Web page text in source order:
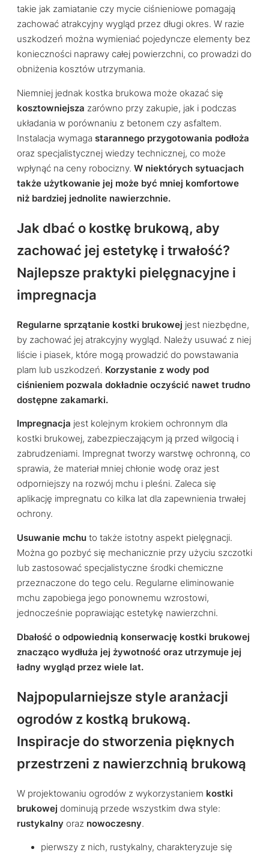
takie jak zamiatanie czy mycie ciśnieniowe pomagają
zachować atrakcyjny wygląd przez długi okres. W razie
uszkodzeń można wymieniać pojedyncze elementy bez
konieczności naprawy całej powierzchni, co prowadzi do
obniżenia kosztów utrzymania.
Niemniej jednak kostka brukowa może okazać się
kosztowniejsza zarówno przy zakupie, jak i podczas
układania w porównaniu z betonem czy asfaltem.
Instalacja wymaga starannego przygotowania podłoża
oraz specjalistycznej wiedzy technicznej, co może
wpłynąć na ceny robocizny. W niektórych sytuacjach
także użytkowanie jej może być mniej komfortowe
niż bardziej jednolite nawierzchnie.
Jak dbać o kostkę brukową, aby
zachować jej estetykę i trwałość?
Najlepsze praktyki pielęgnacyjne i
impregnacja
Regularne sprzątanie kostki brukowej jest niezbędne,
by zachować jej atrakcyjny wygląd. Należy usuwać z niej
liście i piasek, które mogą prowadzić do powstawania
plam lub uszkodzeń. Korzystanie z wody pod
ciśnieniem pozwala dokładnie oczyścić nawet trudno
dostępne zakamarki.
Impregnacja jest kolejnym krokiem ochronnym dla
kostki brukowej, zabezpieczającym ją przed wilgocią i
zabrudzeniami. Impregnat tworzy warstwę ochronną, co
sprawia, że materiał mniej chłonie wodę oraz jest
odporniejszy na rozwój mchu i pleśni. Zaleca się
aplikację impregnatu co kilka lat dla zapewnienia trwałej
ochrony.
Usuwanie mchu to także istotny aspekt pielęgnacji.
Można go pozbyć się mechanicznie przy użyciu szczotki
lub zastosować specjalistyczne środki chemiczne
przeznaczone do tego celu. Regularne eliminowanie
mchu zapobiega jego ponownemu wzrostowi,
jednocześnie poprawiając estetykę nawierzchni.
Dbałość o odpowiednią konserwację kostki brukowej
znacząco wydłuża jej żywotność oraz utrzymuje jej
ładny wygląd przez wiele lat.
Najpopularniejsze style aranżacji
ogrodów z kostką brukową.
Inspiracje do stworzenia pięknych
przestrzeni z nawierzchnią brukową
W projektowaniu ogrodów z wykorzystaniem kostki
brukowej dominują przede wszystkim dwa style:
rustykalny oraz nowoczesny.
pierwszy z nich, rustykalny, charakteryzuje się